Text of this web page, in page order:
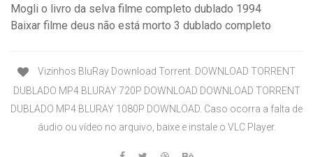
Mogli o livro da selva filme completo dublado 1994
Baixar filme deus não está morto 3 dublado completo
Vizinhos BluRay Download Torrent. DOWNLOAD TORRENT
DUBLADO MP4 BLURAY 720P DOWNLOAD DOWNLOAD TORRENT
DUBLADO MP4 BLURAY 1080P DOWNLOAD. Caso ocorra a falta de
áudio ou vídeo no arquivo, baixe e instale o VLC Player.